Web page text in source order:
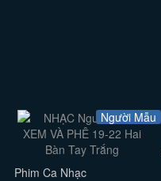
Người Mẫu
Phim Ca Nhạc